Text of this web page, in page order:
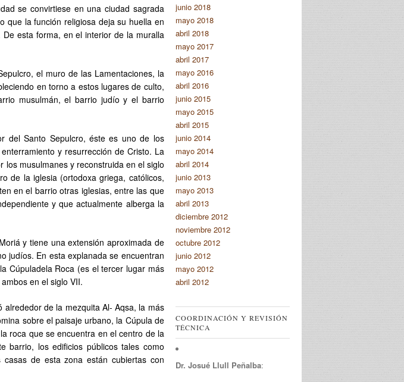
se convirtiese en una ciudad sagrada
que la función religiosa deja su huella en
esta forma, en el interior de la muralla
el muro de las Lamentaciones, la
en torno a estos lugares de culto,
musulmán, el barrio judío y el barrio
del Santo Sepulcro, éste es uno de los
y resurrección de Cristo. La
musulmanes y reconstruida en el siglo
de la iglesia (ortodoxa griega, católicos,
en el barrio otras iglesias, entre las que
y que actualmente alberga la
y tiene una extensión aproximada de
judíos. En esta explanada se encuentran
Cúpuladela Roca (es el tercer lugar más
en el siglo VII.
de la mezquita Al- Aqsa, la más
sobre el paisaje urbano, la Cúpula de
roca que se encuentra en el centro de la
barrio, los edificios públicos tales como
de esta zona están cubiertas con
junio 2018
mayo 2018
abril 2018
mayo 2017
abril 2017
mayo 2016
abril 2016
junio 2015
mayo 2015
abril 2015
junio 2014
mayo 2014
abril 2014
junio 2013
mayo 2013
abril 2013
diciembre 2012
noviembre 2012
octubre 2012
junio 2012
mayo 2012
abril 2012
COORDINACIÓN Y REVISIÓN
TÉCNICA
Dr. Josué Llull Peñalba: